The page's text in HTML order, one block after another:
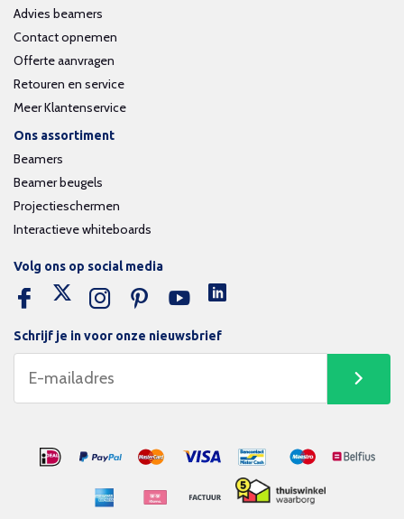
Advies beamers
Contact opnemen
Offerte aanvragen
Retouren en service
Meer Klantenservice
Ons assortiment
Beamers
Beamer beugels
Projectieschermen
Interactieve whiteboards
Schrijf je in voor onze nieuwsbrief
Volg ons op social media